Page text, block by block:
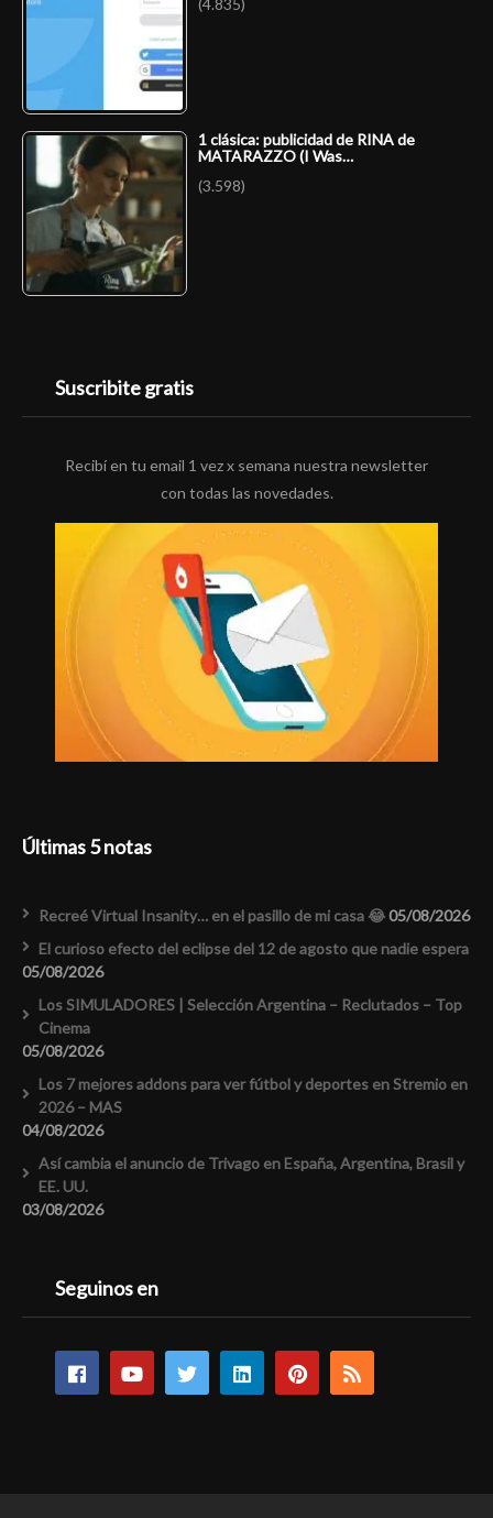
(4.835)
1 clásica: publicidad de RINA de
MATARAZZO (I Was…
(3.598)
Suscribite gratis
Recibí en tu email 1 vez x semana nuestra newsletter
con todas las novedades.
Últimas 5 notas
Recreé Virtual Insanity… en el pasillo de mi casa 😂05/08/2026
El curioso efecto del eclipse del 12 de agosto que nadie espera
05/08/2026
Los SIMULADORES | Selección Argentina – Reclutados – Top
Cinema
05/08/2026
Los 7 mejores addons para ver fútbol y deportes en Stremio en
2026 – MAS
04/08/2026
Así cambia el anuncio de Trivago en España, Argentina, Brasil y
EE. UU.
03/08/2026
Seguinos en